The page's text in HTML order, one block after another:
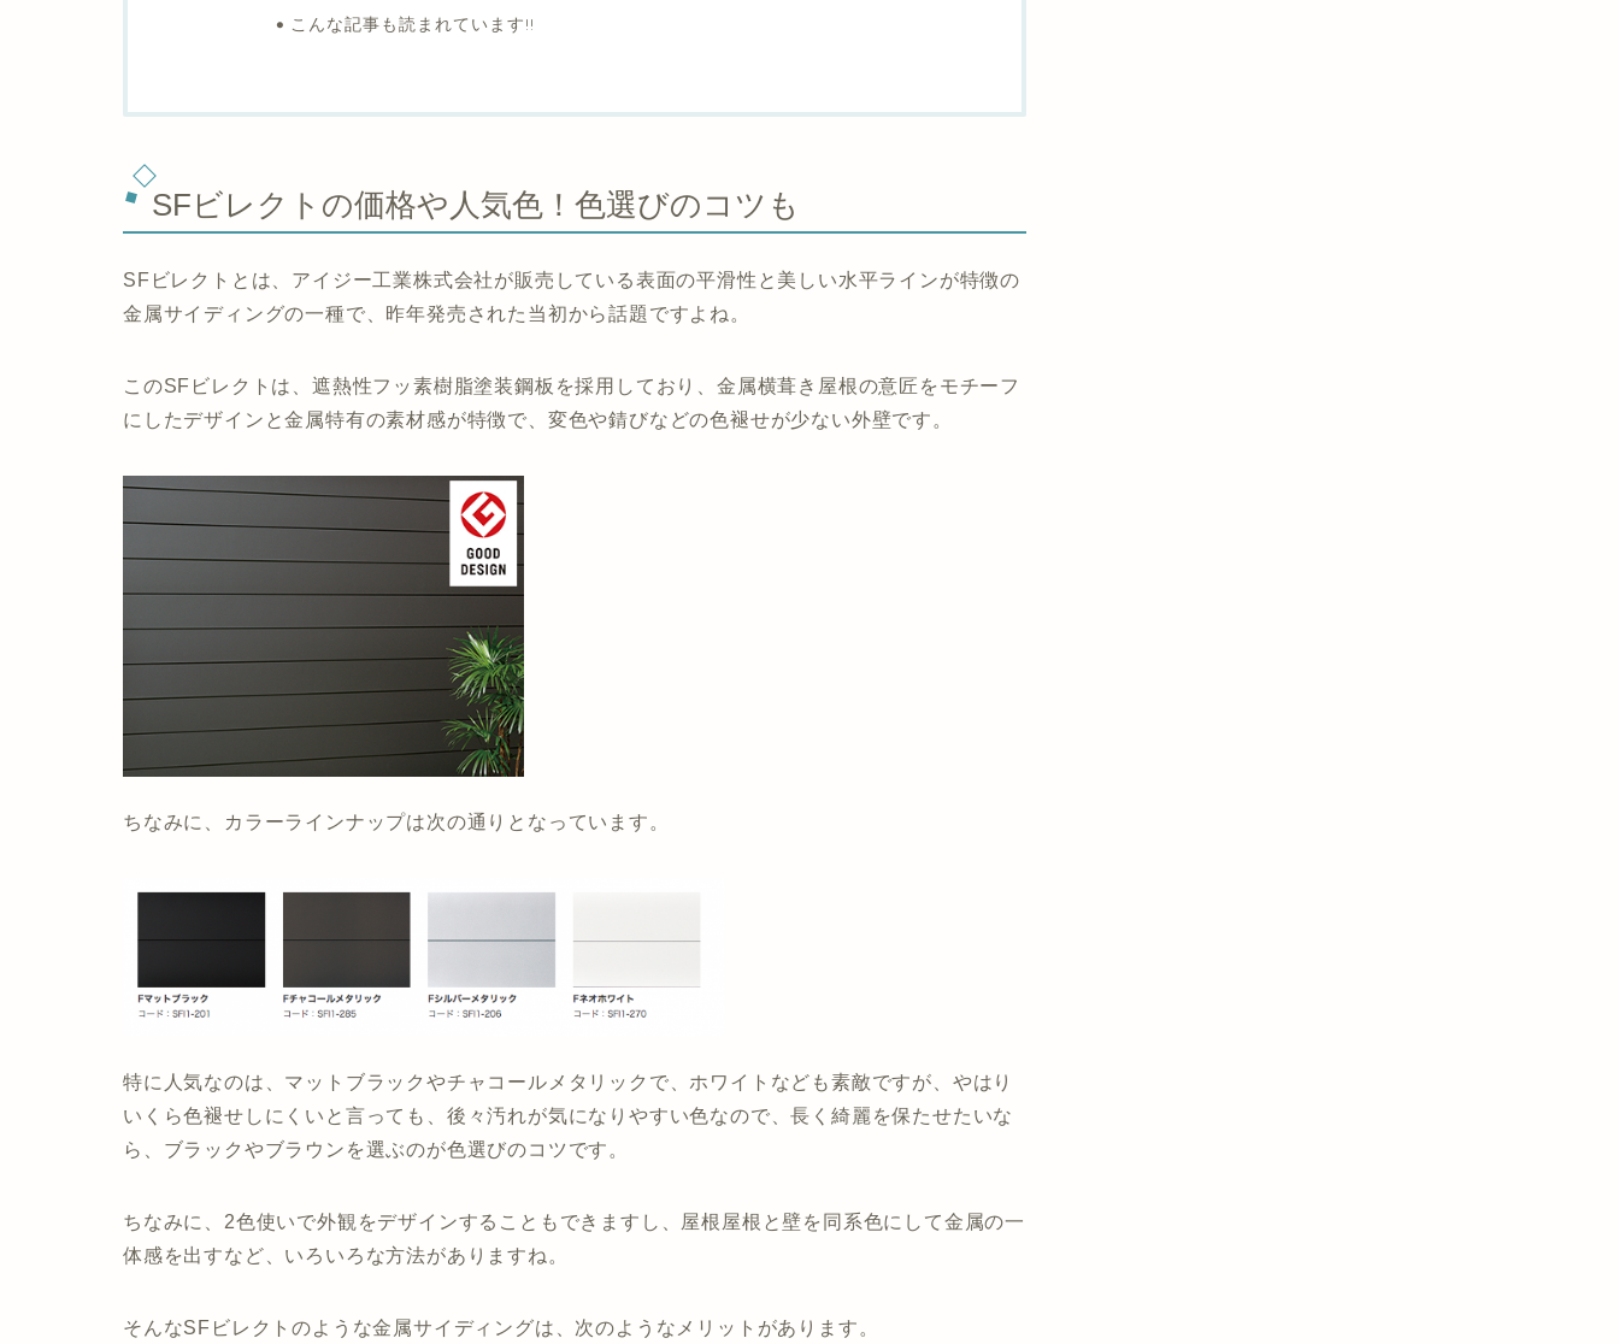
こんな記事も読まれています!!
SFビレクトの価格や人気色！色選びのコツも
SFビレクトとは、アイジー工業株式会社が販売している表面の平滑性と美しい水平ラインが特徴の
金属サイディングの一種で、昨年発売された当初から話題ですよね。
このSFビレクトは、遮熱性フッ素樹脂塗装鋼板を採用しており、金属横葺き屋根の意匠をモチーフ
にしたデザインと金属特有の素材感が特徴で、変色や錆びなどの色褪せが少ない外壁です。
ちなみに、カラーラインナップは次の通りとなっています。
特に人気なのは、マットブラックやチャコールメタリックで、ホワイトなども素敵ですが、やはり
いくら色褪せしにくいと言っても、後々汚れが気になりやすい色なので、長く綺麗を保たせたいな
ら、ブラックやブラウンを選ぶのが色選びのコツです。
ちなみに、2色使いで外観をデザインすることもできますし、屋根屋根と壁を同系色にして金属の一
体感を出すなど、いろいろな方法がありますね。
そんなSFビレクトのような金属サイディングは、次のようなメリットがあります。